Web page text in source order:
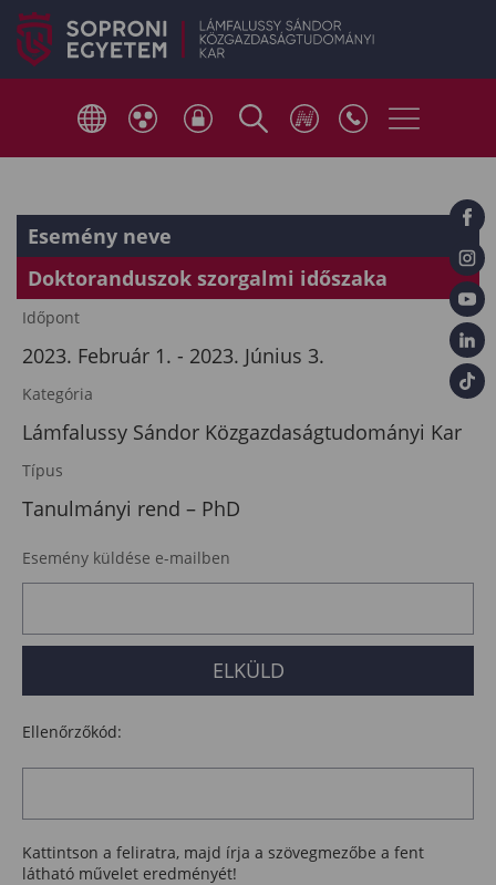
Esemény neve
Doktoranduszok szorgalmi időszaka
Időpont
2023. Február 1. - 2023. Június 3.
Kategória
Lámfalussy Sándor Közgazdaságtudományi Kar
Típus
Tanulmányi rend – PhD
Esemény küldése e-mailben
Ellenőrzőkód:
Kattintson a feliratra, majd írja a szövegmezőbe a fent
látható művelet eredményét!